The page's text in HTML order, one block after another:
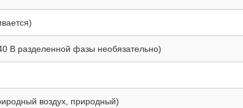
В разделенной фазы необязательно)
воздух, природный)